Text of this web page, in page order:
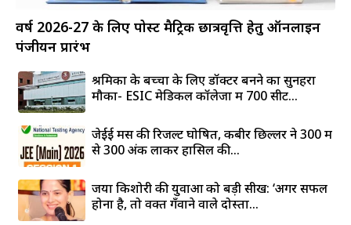
वर्ष 2026-27 के लिए पोस्ट मैट्रिक छात्रवृत्ति हेतु ऑनलाइन
पंजीयन प्रारंभ
श्रमिकों के बच्चों के लिए डॉक्टर बनने का सुनहरा
मौका- ESIC मेडिकल कॉलेजों में 700 सीटें...
जेईई मेंस की रिजल्ट घोषित, कबीर छिल्लर ने 300 में
से 300 अंक लाकर हासिल की...
जया किशोरी की युवाओं को बड़ी सीख: ‘अगर सफल
होना है, तो वक्त गँवाने वाले दोस्तों...